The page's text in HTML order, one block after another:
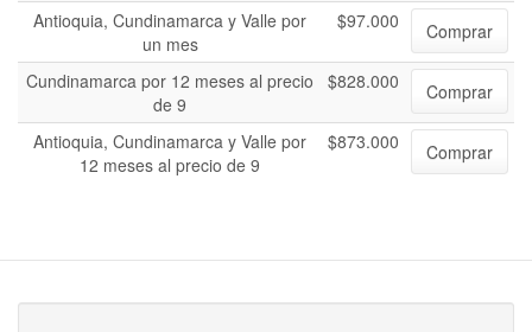
Antioquia, Cundinamarca y Valle por
un mes
$97.000 Comprar
Cundinamarca por 12 meses al precio
de 9
$828.000 Comprar
Antioquia, Cundinamarca y Valle por
12 meses al precio de 9
$873.000 Comprar